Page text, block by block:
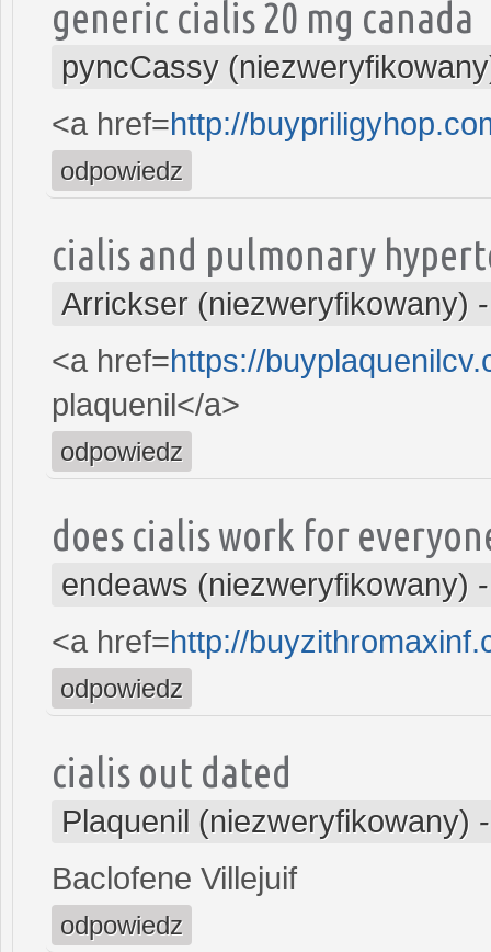
generic cialis 20 mg canada
pyncCassy
<a href=http://
odpowiedz
cialis and pulmonary
Arrickser (niezweryfikowany)
<a href=https://
plaquenil</a>
odpowiedz
does cialis work for
endeaws (niezweryfikowany)
<a href=http://
odpowiedz
cialis out dated
Plaquenil (niezweryfikowany)
Baclofene Villejuif
odpowiedz